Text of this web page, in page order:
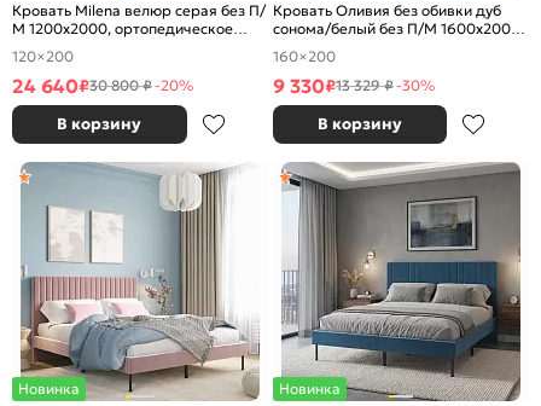
Кровать Milena велюр серая без П/
М 1200x2000, ортопедическое
основание, изголовье мягкое
120×200
24 640₽30 800 ₽-20%
В корзину
Кровать Оливия без обивки дуб
сонома/белый без П/М 1600x2000,
изголовье жесткое
160×200
9 330₽13 329 ₽-30%
В корзину
Новинка
Новинка